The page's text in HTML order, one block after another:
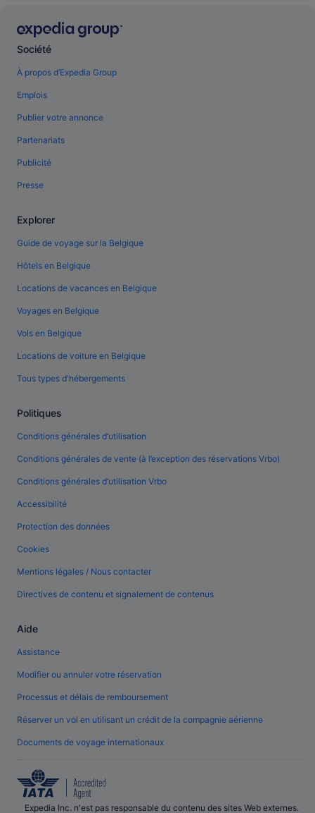
Société
À propos d’Expedia Group
Emplois
Publier votre annonce
Partenariats
Publicité
Presse
Explorer
Guide de voyage sur la Belgique
Hôtels en Belgique
Locations de vacances en Belgique
Voyages en Belgique
Vols en Belgique
Locations de voiture en Belgique
Tous types d'hébergements
Politiques
Conditions générales d’utilisation
Conditions générales de vente (à l’exception des réservations Vrbo)
Conditions générales d’utilisation Vrbo
Accessibilité
Protection des données
Cookies
Mentions légales / Nous contacter
Directives de contenu et signalement de contenus
Aide
Assistance
Modifier ou annuler votre réservation
Processus et délais de remboursement
Réserver un vol en utilisant un crédit de la compagnie aérienne
Documents de voyage internationaux
Expedia Inc. n'est pas responsable du contenu des sites Web externes.